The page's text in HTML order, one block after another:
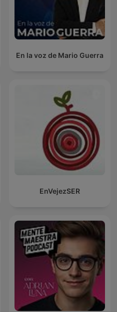
En la voz de Mario Guerra
EnVejezSER